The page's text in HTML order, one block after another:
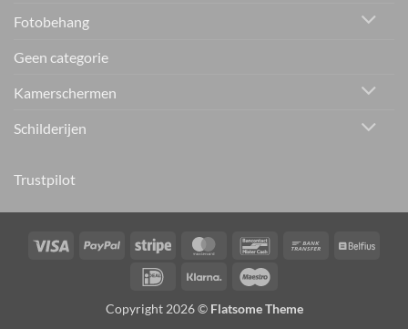
Fotobehang
Geen categorie
Kamerschermen
Schilderijen
Trustpilot
Visa PayPal Stripe MasterCardBancontactBank
IDeal Klarna
Copyright 2026 © Flatsome Theme